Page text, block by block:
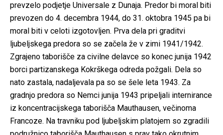
prevzelo podjetje Universale z Dunaja. Predor bi moral biti
prevozen do 4. decembra 1944, do 31. oktobra 1945 pa bi
moral biti v celoti izgotovljen. Prva dela pri graditvi
ljubeljskega predora so se začela že v zimi 1941/1942.
Zgrajeno taborišče za civilne delavce so konec junija 1942
borci partizanskega Kokrškega odreda požgali. Dela so
nato zastala, nadaljevala pa so se šele leta 1943. Za
gradnjo predora so Nemci junija 1943 pripeljali internirance
iz koncentracijskega taborišča Mauthausen, večinoma
Francoze. Na travniku pod ljubeljskim platojem so zgradili